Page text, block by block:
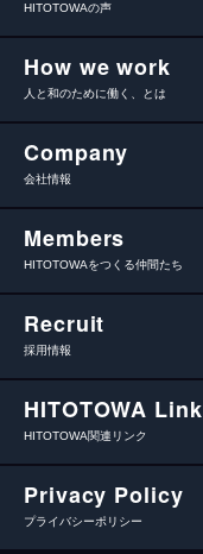
HITOTOWAの声
How we work
人と和のために働く、とは
Company
会社情報
Members
HITOTOWAをつくる仲間たち
Recruit
採用情報
HITOTOWA Link
HITOTOWA関連リンク
Privacy Policy
プライバシーポリシー